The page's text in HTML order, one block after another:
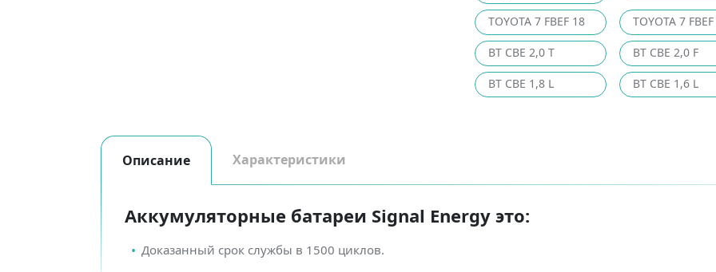
TOYOTA 7 FBEF 18 TOYOTA 7
BT CBE 2,0 T BT CBE 2,0 F
BT CBE 1,8 L BT CBE 1,6 L
Описание Характеристики
Аккумуляторные батареи Signal Energy это:
Доказанный срок службы в 1500 циклов.